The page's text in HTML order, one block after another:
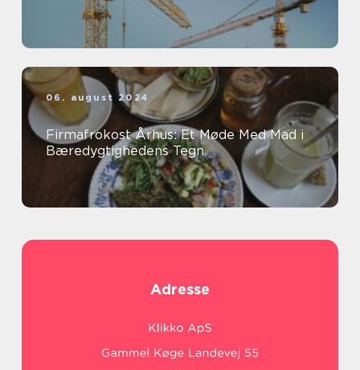
06. august 2024
Firmafrokost Århus: Et Møde Med Mad i
Bæredygtighedens Tegn
Adresse